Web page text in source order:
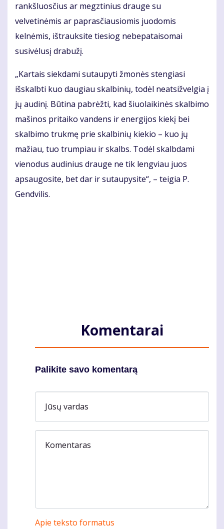
rankšluosčius ar megztinius drauge su
velvetinėmis ar paprasčiausiomis juodomis
kelnėmis, ištrauksite tiesiog nebepataisomai
susivėlusį drabužį.
„Kartais siekdami sutaupyti žmonės stengiasi
išskalbti kuo daugiau skalbinių, todėl neatsižvelgia į
jų audinį. Būtina pabrėžti, kad šiuolaikinės skalbimo
mašinos pritaiko vandens ir energijos kiekį bei
skalbimo trukmę prie skalbinių kiekio – kuo jų
mažiau, tuo trumpiau ir skalbs. Todėl skalbdami
vienodus audinius drauge ne tik lengviau juos
apsaugosite, bet dar ir sutaupysite“, – teigia P.
Gendvilis.
Komentarai
Palikite savo komentarą
Jūsų vardas
Komentaras
Apie teksto formatus